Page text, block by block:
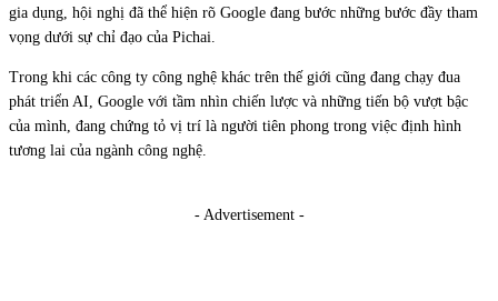
gia dụng, hội nghị đã thể hiện rõ Google đang bước những bước đầy tham
vọng dưới sự chỉ đạo của Pichai.
Trong khi các công ty công nghệ khác trên thế giới cũng đang chạy đua
phát triển AI, Google với tầm nhìn chiến lược và những tiến bộ vượt bậc
của mình, đang chứng tỏ vị trí là người tiên phong trong việc định hình
tương lai của ngành công nghệ.
- Advertisement -